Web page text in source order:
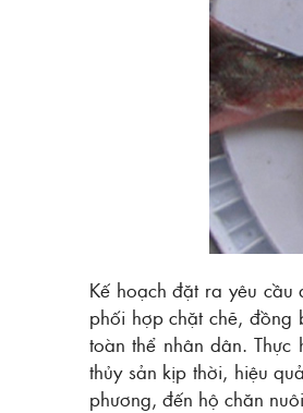
Kế hoạch đặt ra yêu
phối hợp chặt chẽ, đồng
toàn thể nhân dân.
thủy sản kịp thời, hiệu
phương, đến hộ chăn